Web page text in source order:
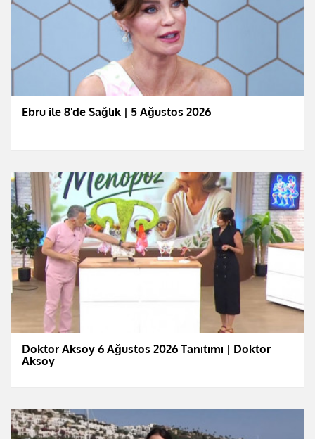
Ebru ile 8'de Sağlık | 5 Ağustos 2026
Doktor Aksoy 6 Ağustos 2026 Tanıtımı | Doktor
Aksoy